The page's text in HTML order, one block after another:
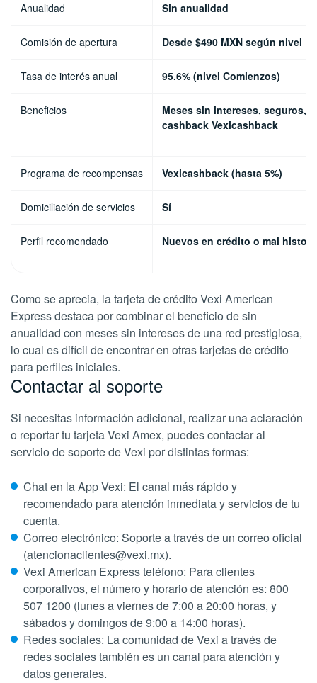
Anualidad Sin anualidad
Comisión de apertura Desde $490 MXN según nivel
Tasa de interés anual 95.6% (nivel Comienzos)
Beneficios
Meses sin intereses, seguros,
cashback Vexicashback
Programa de recompensas Vexicashback (hasta 5%)
Domiciliación de servicios Sí
Perfil recomendado Nuevos en crédito o mal
Como se aprecia, la tarjeta de crédito Vexi American
Express destaca por combinar el beneficio de sin
anualidad con meses sin intereses de una red prestigiosa,
lo cual es difícil de encontrar en otras tarjetas de crédito
para perfiles iniciales.
Contactar al soporte
Si necesitas información adicional, realizar una aclaración
o reportar tu tarjeta Vexi Amex, puedes contactar al
servicio de soporte de Vexi por distintas formas:
Chat en la App Vexi: El canal más rápido y
recomendado para atención inmediata y servicios de tu
cuenta.
Correo electrónico: Soporte a través de un correo oficial
(atencionaclientes@vexi.mx).
Vexi American Express teléfono: Para clientes
corporativos, el número y horario de atención es: 800
507 1200 (lunes a viernes de 7:00 a 20:00 horas, y
sábados y domingos de 9:00 a 14:00 horas).
Redes sociales: La comunidad de Vexi a través de
redes sociales también es un canal para atención y
datos generales.